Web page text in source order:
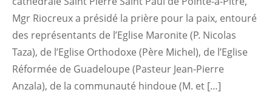
Mgr Riocreux a présidé la prière pour la paix, entouré
des représentants de l’Eglise Maronite (P. Nicolas
Taza), de l’Eglise Orthodoxe (Père Michel), de l’Eglise
Réformée de Guadeloupe (Pasteur Jean-Pierre
Anzala), de la communauté hindoue (M. et […]